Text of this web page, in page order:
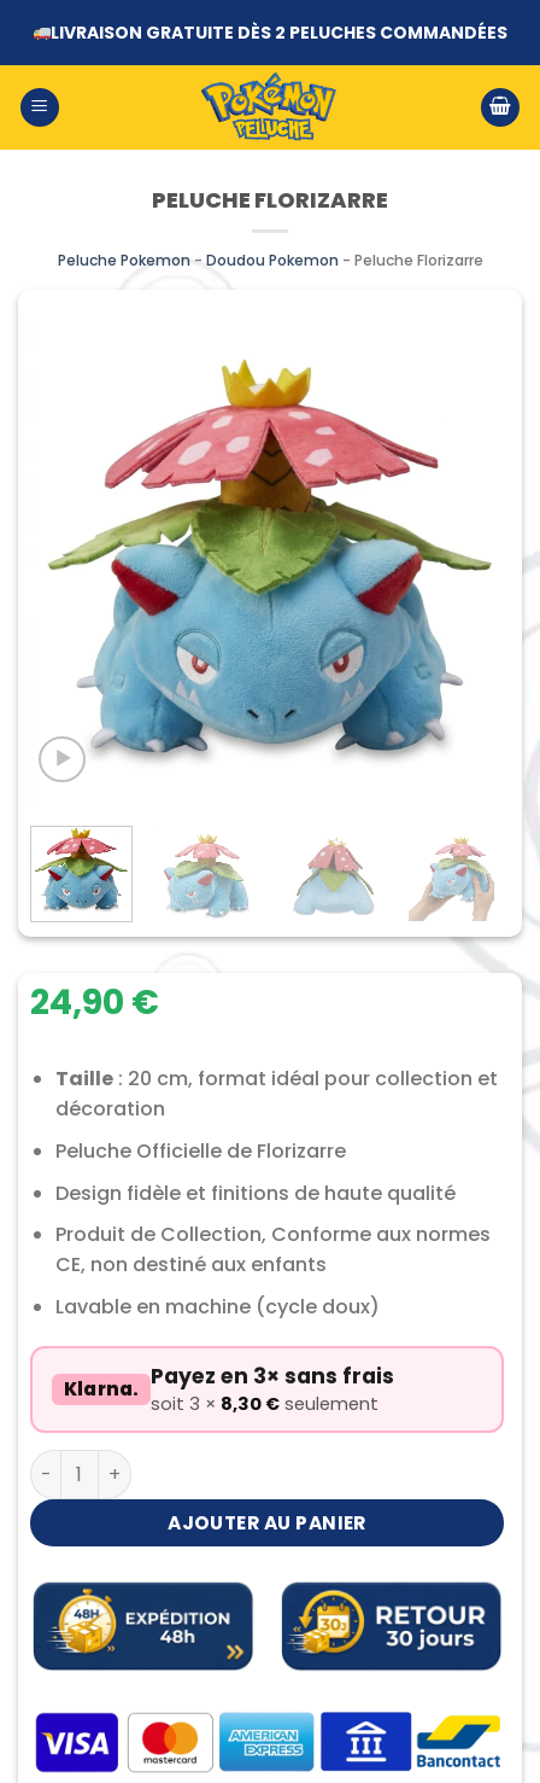
contenu
LIVRAISON GRATUITE DÈS 2 PELUCHES COMMANDÉES
PELUCHE FLORIZARRE
Peluche Pokemon- Doudou Pokemon - Peluche Florizarre
24,90 €
Taille: 20 cm, format idéal pour collection et
décoration
Peluche Officielle de Florizarre
Design fidèle et finitions de haute qualité
Produit de Collection, Conforme aux normes
CE, non destiné aux enfants
Lavable en machine (cycle doux)
Klarna. Payez en 3× sans frais
soit 3 × 8,30 € seulement
quantité de Peluche Florizarre
AJOUTER AU PANIER